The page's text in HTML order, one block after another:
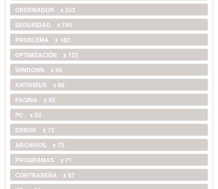
ORDENADOR
x 252
SEGURIDAD
x 190
PROBLEMA
x 182
OPTIMIZACIÓN
x 122
WINDOWS
x 88
ANTIVIRUS
x 86
PAGINA
x 85
PC
x 82
ERROR
x 72
ARCHIVOS
x 72
PROGRAMAS
x 71
CONTRASEÑA
x 67